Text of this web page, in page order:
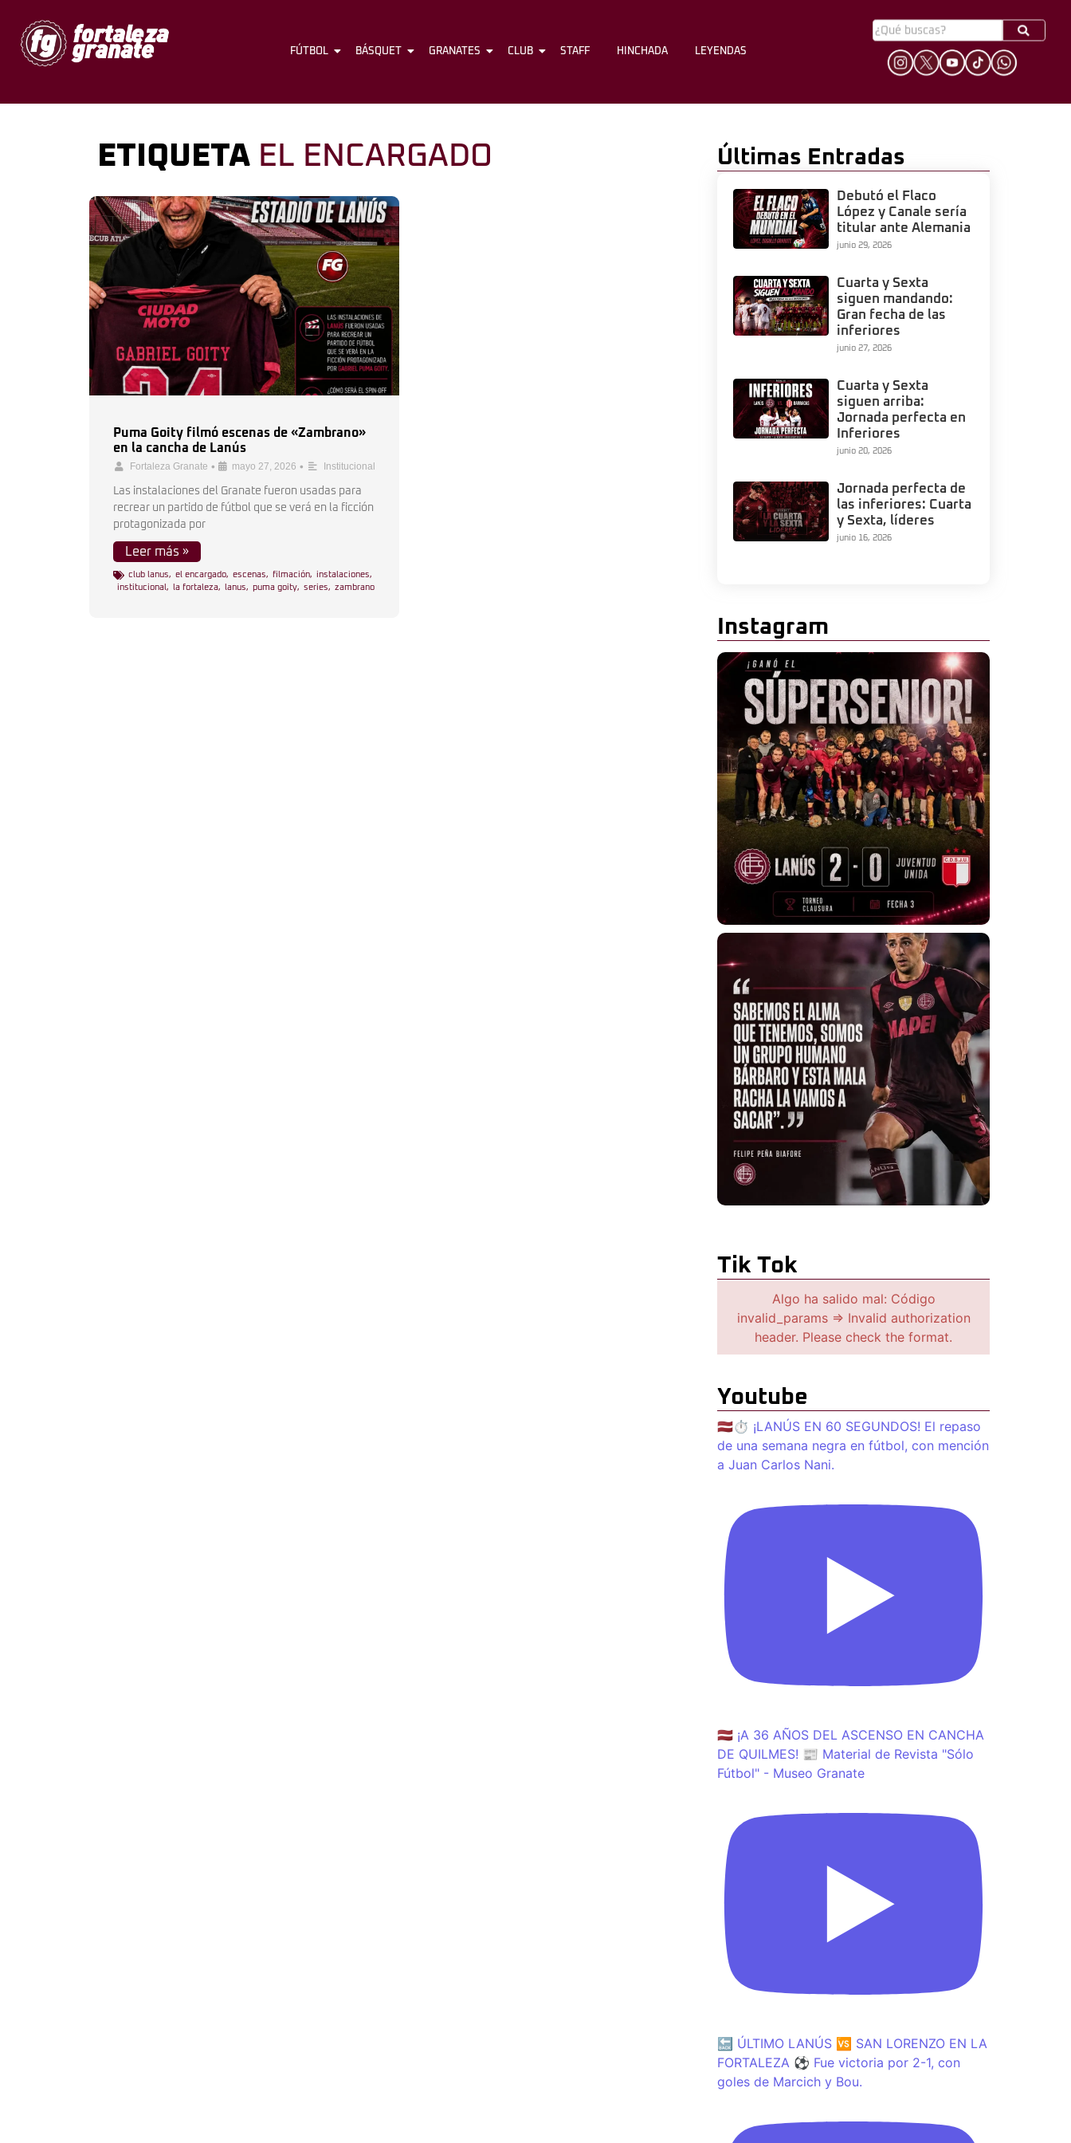
FÚTBOL BÁSQUET GRANATES CLUB STAFF HINCHADA
FÚTBOL BÁSQUET GRANATES CLUB STAFF HINCHADA LEYENDAS
ETIQUETA EL ENCARGADO
Puma Goity filmó escenas de «Zambrano»
en la cancha de Lanús
Fortaleza Granate • mayo 27, 2026 • Institucional
Las instalaciones del Granate fueron usadas para
recrear un partido de fútbol que se verá en la ficción
protagonizada por
Leer más »
club lanus, el encargado, escenas, filmación, instalaciones,
institucional , la fortaleza, lanus, puma goity, series, zambrano
Últimas Entradas
Debutó el Flaco
López y Canale sería
titular ante Alemania
junio 29, 2026
Cuarta y Sexta
siguen mandando:
Gran fecha de las
inferiores
junio 27, 2026
Cuarta y Sexta
siguen arriba:
Jornada perfecta en
Inferiores
junio 20, 2026
Jornada perfecta de
las inferiores: Cuarta
y Sexta, líderes
junio 16, 2026
Instagram
Tik Tok
Algo ha salido mal: Código
invalid_params => Invalid authorization
header. Please check the format.
Youtube
🇱🇻⏱️ ¡LANÚS EN 60 SEGUNDOS! El repaso
de una semana negra en fútbol, con mención
a Juan Carlos Nani.
🇱🇻 ¡A 36 AÑOS DEL ASCENSO EN CANCHA
DE QUILMES! 📰 Material de Revista "Sólo
Fútbol" - Museo Granate
🔙 ÚLTIMO LANÚS 🆚 SAN LORENZO EN LA
FORTALEZA ⚽️ Fue victoria por 2-1, con
goles de Marcich y Bou.